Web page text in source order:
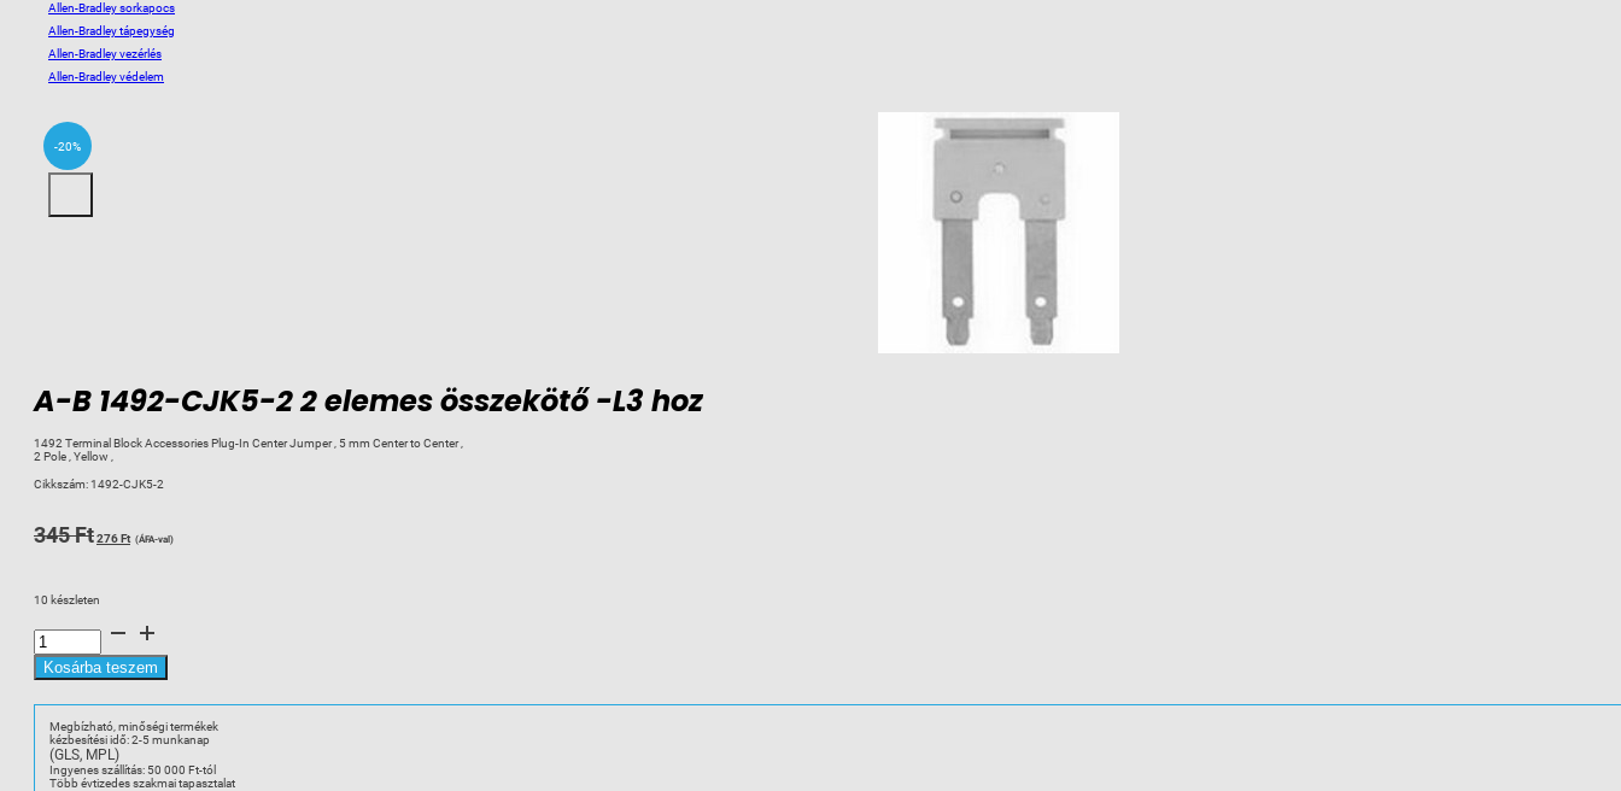
Allen-Bradley sorkapocs
Allen-Bradley tápegység
Allen-Bradley vezérlés
Allen-Bradley védelem
-20%
A-B 1492-CJK5-2 2 elemes összekötő -L3 hoz
1492 Terminal Block Accessories Plug-In Center Jumper , 5 mm Center to Center ,
2 Pole , Yellow ,
Cikkszám:1492-CJK5-2
345FtOriginal
345 Ft.
276FtCurrent
(ÁFA-val)
10 készleten
1492-
CJK5-
2
elemes
hoz
mennyiség
Kosárba teszem
Megbízható, minőségi termékek
kézbesítési idő: 2-5 munkanap
(GLS, MPL)
Ingyenes szállítás: 50 000 Ft-tól
Több évtizedes szakmai tapasztalat